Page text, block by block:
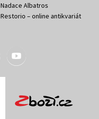
Nadace Albatros
Restorio – online antikvariát